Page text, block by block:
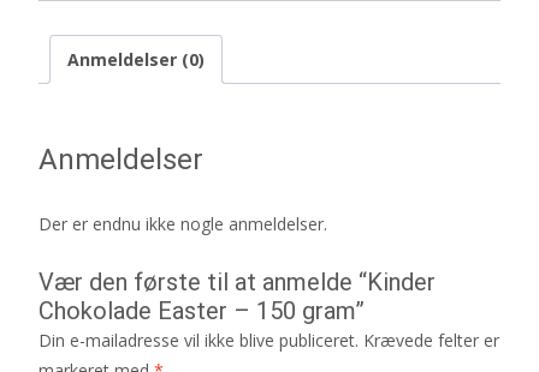
Anmeldelser (0)
Anmeldelser
Der er endnu ikke nogle anmeldelser.
Vær den første til at anmelde “Kinder
Chokolade Easter – 150 gram”
Din e-mailadresse vil ikke blive publiceret. Krævede felter er